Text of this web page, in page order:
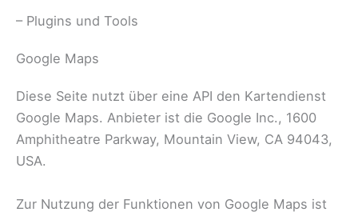
– Plugins und Tools
Google Maps
Diese Seite nutzt über eine API den Kartendienst
Google Maps. Anbieter ist die Google Inc., 1600
Amphitheatre Parkway, Mountain View, CA 94043,
USA.
Zur Nutzung der Funktionen von Google Maps ist